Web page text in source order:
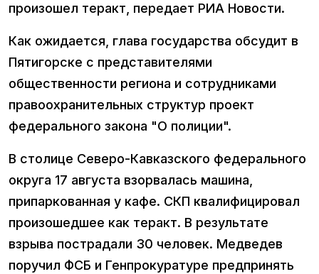
произошел теракт, передает РИА Новости.
Как ожидается, глава государства обсудит в
Пятигорске с представителями
общественности региона и сотрудниками
правоохранительных структур проект
федерального закона "О полиции".
В столице Северо-Кавказского федерального
округа 17 августа взорвалась машина,
припаркованная у кафе. СКП квалифицировал
произошедшее как теракт. В результате
взрыва пострадали 30 человек. Медведев
поручил ФСБ и Генпрокуратуре предпринять